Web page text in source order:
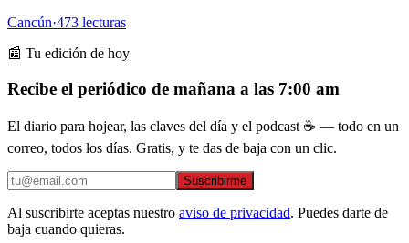
Cancún·473 lecturas
📰 Tu edición de hoy
Recibe el periódico de mañana a las 7:00 am
El diario para hojear, las claves del día y el podcast ☕ — todo en un
correo, todos los días. Gratis, y te das de baja con un clic.
Suscribirme
Al suscribirte aceptas nuestro aviso de privacidad. Puedes darte de
baja cuando quieras.